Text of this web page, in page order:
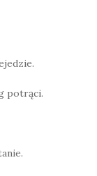
potrąci.